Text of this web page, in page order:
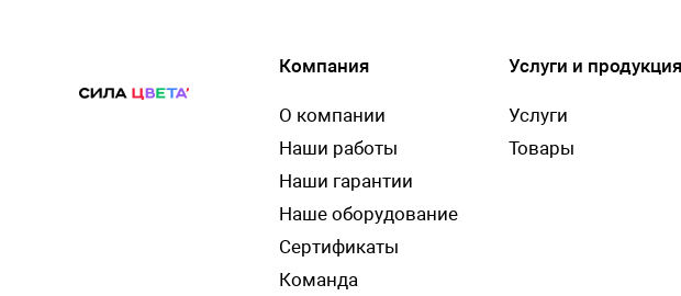
Компания
О компании
Наши работы
Наши гарантии
Наше оборудование
Сертификаты
Команда
Услуги и продукция
Услуги
Товары